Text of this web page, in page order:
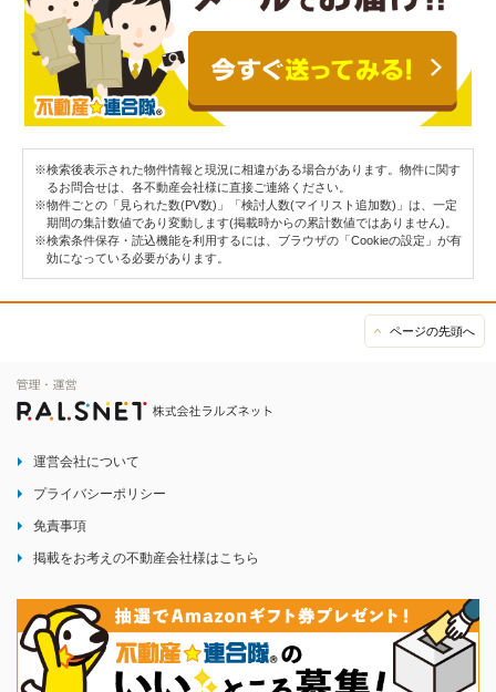
※検索後表示された物件情報と現況に相違がある場合があります。物件に関す
るお問合せは、各不動産会社様に直接ご連絡ください。
※物件ごとの「見られた数(PV数)」「検討人数(マイリスト追加数)」は、一定
期間の集計数値であり変動します(掲載時からの累計数値ではありません)。
※検索条件保存・読込機能を利用するには、ブラウザの「Cookieの設定」が有
効になっている必要があります。
ページの先頭へ
運営会社について
プライバシーポリシー
免責事項
掲載をお考えの不動産会社様はこちら